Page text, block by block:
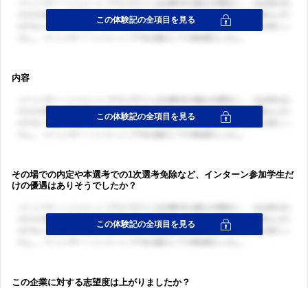
内容
その場での内定や本選考での1次選考免除など、インターン参加学生だ
けの優遇はありそうでしたか？
この企業に対する志望度は上がりましたか？